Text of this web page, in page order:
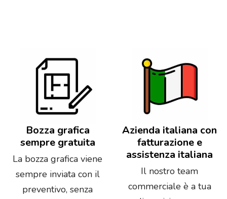
Bozza grafica
sempre gratuita
La bozza grafica viene
sempre inviata con il
preventivo, senza
Azienda italiana con
fatturazione e
assistenza italiana
Il nostro team
commerciale è a tua